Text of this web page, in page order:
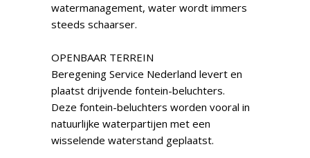
watermanagement, water wordt immers
steeds schaarser.
OPENBAAR TERREIN
Beregening Service Nederland levert en
plaatst drijvende fontein-beluchters.
Deze fontein-beluchters worden vooral in
natuurlijke waterpartijen met een
wisselende waterstand geplaatst.